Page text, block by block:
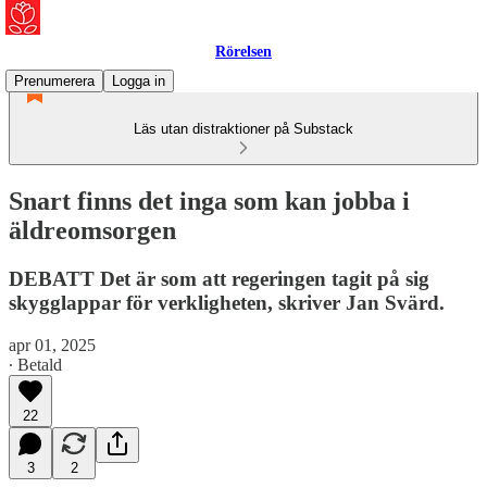
Rörelsen
Prenumerera
Logga in
Läs utan distraktioner på Substack
Snart finns det inga som kan jobba i
äldreomsorgen
DEBATT Det är som att regeringen tagit på sig
skygglappar för verkligheten, skriver Jan Svärd.
apr 01, 2025
∙ Betald
22
3 2